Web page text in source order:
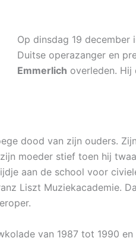
Op dinsdag 19
Duitse operazanger en
Emmerlich overleden. Hij
dood van zijn ouders.
moeder stief toen hij
aan de school voor
Liszt Muziekacademie.
van 1987 tot 1990 en